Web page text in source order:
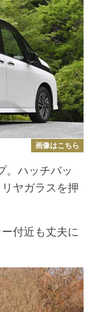
画像はこちら
。ハッチバッ
ヤガラスを押
付近も丈夫に